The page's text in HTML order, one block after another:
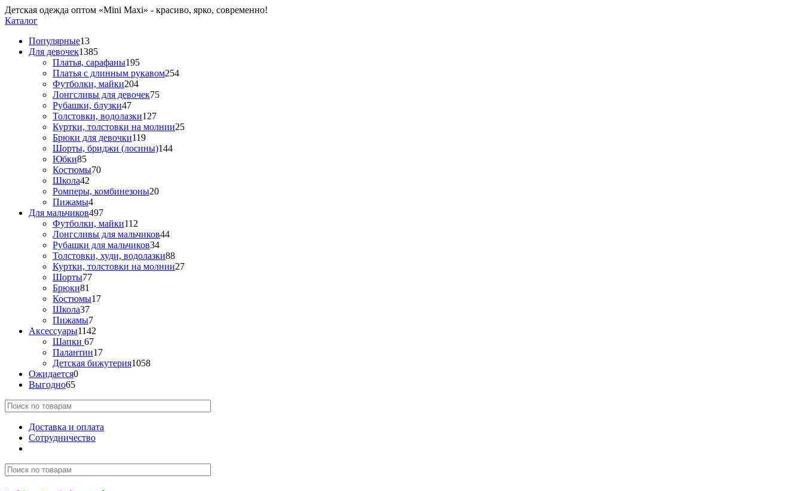
Детская одежда оптом «Mini Maxi» - красиво, ярко, современно!
Каталог
Популярные13
Для девочек1385
Платья, сарафаны195
Платья с длинным рукавом254
Футболки, майки204
Лонгсливы для девочек75
Рубашки, блузки47
Толстовки, водолазки127
Куртки, толстовки на молнии25
Брюки для девочки119
Шорты, бриджи (лосины)144
Юбки85
Костюмы70
Школа42
Ромперы, комбинезоны20
Пижамы4
Для мальчиков497
Футболки, майки112
Лонгсливы для мальчиков44
Рубашки для мальчиков34
Толстовки, худи, водолазки88
Куртки, толстовки на молнии27
Шорты77
Брюки81
Костюмы17
Школа37
Пижамы7
Аксессуары1142
Шапки 67
Палантин17
Детская бижутерия1058
Ожидается0
Выгодно65
Доставка и оплата
Сотрудничество